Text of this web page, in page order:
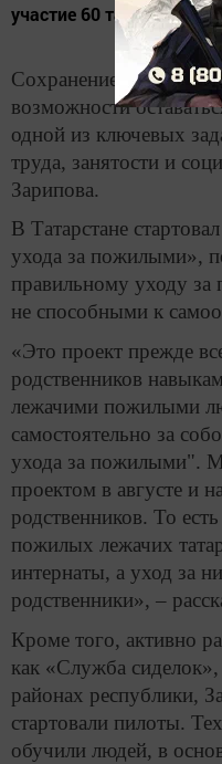
участие 60 татарстанцев.
Сохранение для
возможности
одной из ключевых
труда, занятости и
Зарипова.
В Татарстане
ухода за пожилыми»,
правильному уходу
не способными к
«Это проект прежде
родственников
лежачими пожилыми
самостоятельно за
ухода за пожилыми".
проектом в августе и
родственников. То
пожилых лежачих
интернаты, а уход за
родственники», –
Кроме того, активно
как «Служба
районах республики,
стартовали пилоты.
обучили людей, в